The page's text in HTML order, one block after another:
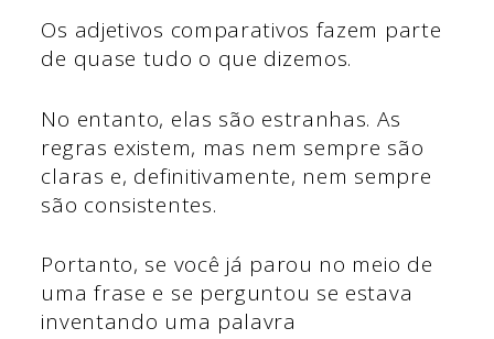
Os adjetivos comparativos fazem parte
de quase tudo o que dizemos.
No entanto, elas são estranhas. As
regras existem, mas nem sempre são
claras e, definitivamente, nem sempre
são consistentes.
Portanto, se você já parou no meio de
uma frase e se perguntou se estava
inventando uma palavra